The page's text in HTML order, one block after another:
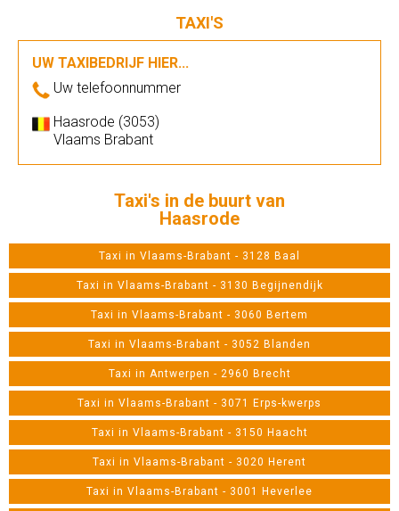
TAXI'S
UW TAXIBEDRIJF HIER...
Uw telefoonnummer
Haasrode (3053)
Vlaams Brabant
Taxi's in de buurt van
Haasrode
Taxi in Vlaams-Brabant - 3128 Baal
Taxi in Vlaams-Brabant - 3130 Begijnendijk
Taxi in Vlaams-Brabant - 3060 Bertem
Taxi in Vlaams-Brabant - 3052 Blanden
Taxi in Antwerpen - 2960 Brecht
Taxi in Vlaams-Brabant - 3071 Erps-kwerps
Taxi in Vlaams-Brabant - 3150 Haacht
Taxi in Vlaams-Brabant - 3020 Herent
Taxi in Vlaams-Brabant - 3001 Heverlee